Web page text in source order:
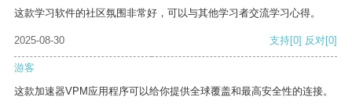
这款学习软件的社区氛围非常好，可以与其他学习者交流学习心得。
2025-08-30 支持[0] 反对[0]
游客
这款加速器VPM应用程序可以给你提供全球覆盖和最高安全性的连接。